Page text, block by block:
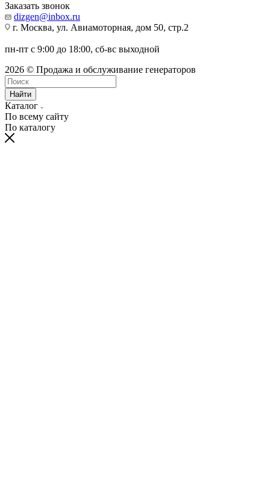
Заказать звонок
dizgen@inbox.ru
г. Москва, ул. Авиамоторная, дом 50, стр.2
пн-пт с 9:00 до 18:00, сб-вс выходной
2026 © Продажа и обслуживание генераторов
Найти
Каталог
По всему сайту
По каталогу